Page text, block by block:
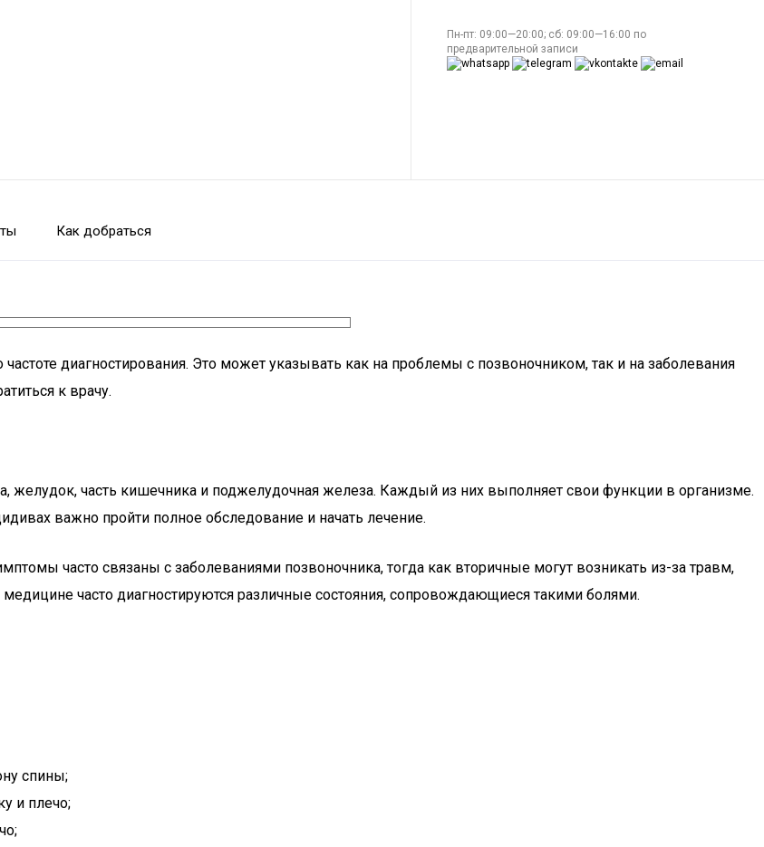
Пн-пт: 09:00—20:00; сб: 09:00—16:00 по
предварительной записи
Как добраться
диагностирования. Это может указывать как на проблемы с позвоночником, так и на заболевания
к врачу.
часть кишечника и поджелудочная железа. Каждый из них выполняет свои функции в организме.
важно пройти полное обследование и начать лечение.
часто связаны с заболеваниями позвоночника, тогда как вторичные могут возникать из-за травм,
часто диагностируются различные состояния, сопровождающиеся такими болями.
спины;
и плечо;